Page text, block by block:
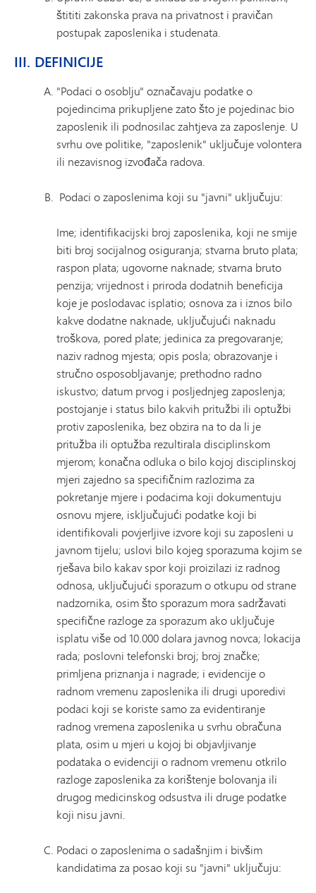
štititi zakonska prava na privatnost i pravičan
postupak zaposlenika i studenata.
III. DEFINICIJE
"Podaci o osoblju" označavaju podatke o
pojedincima prikupljene zato što je pojedinac bio
zaposlenik ili podnosilac zahtjeva za zaposlenje. U
svrhu ove politike, "zaposlenik" uključuje volontera
ili nezavisnog izvođača radova.
Podaci o zaposlenima koji su "javni" uključuju:
Ime; identifikacijski broj zaposlenika, koji ne smije
biti broj socijalnog osiguranja; stvarna bruto plata;
raspon plata; ugovorne naknade; stvarna bruto
penzija; vrijednost i priroda dodatnih beneficija
koje je poslodavac isplatio; osnova za i iznos bilo
kakve dodatne naknade, uključujući naknadu
troškova, pored plate; jedinica za pregovaranje;
naziv radnog mjesta; opis posla; obrazovanje i
stručno osposobljavanje; prethodno radno
iskustvo; datum prvog i posljednjeg zaposlenja;
postojanje i status bilo kakvih pritužbi ili optužbi
protiv zaposlenika, bez obzira na to da li je
pritužba ili optužba rezultirala disciplinskom
mjerom; konačna odluka o bilo kojoj disciplinskoj
mjeri zajedno sa specifičnim razlozima za
pokretanje mjere i podacima koji dokumentuju
osnovu mjere, isključujući podatke koji bi
identifikovali povjerljive izvore koji su zaposleni u
javnom tijelu; uslovi bilo kojeg sporazuma kojim se
rješava bilo kakav spor koji proizilazi iz radnog
odnosa, uključujući sporazum o otkupu od strane
nadzornika, osim što sporazum mora sadržavati
specifične razloge za sporazum ako uključuje
isplatu više od 10.000 dolara javnog novca; lokacija
rada; poslovni telefonski broj; broj značke;
primljena priznanja i nagrade; i evidencije o
radnom vremenu zaposlenika ili drugi uporedivi
podaci koji se koriste samo za evidentiranje
radnog vremena zaposlenika u svrhu obračuna
plata, osim u mjeri u kojoj bi objavljivanje
podataka o evidenciji o radnom vremenu otkrilo
razloge zaposlenika za korištenje bolovanja ili
drugog medicinskog odsustva ili druge podatke
koji nisu javni.
Podaci o zaposlenima o sadašnjim i bivšim
kandidatima za posao koji su "javni" uključuju: